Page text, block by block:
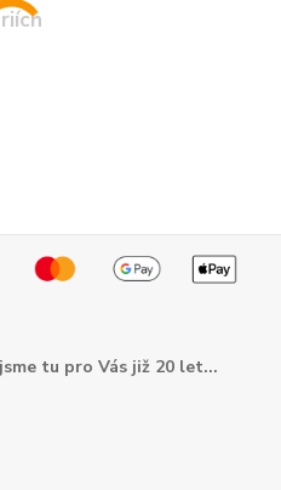
tu pro Vás již 20 let...